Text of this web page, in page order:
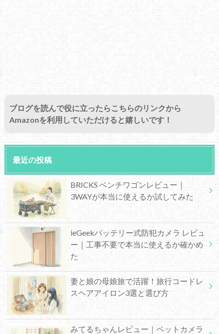
ブログを読んで役に立ったらこちらのリンクから
Amazonを利用していただけると嬉しいです！
最近の投稿
BRICKS ベンチワゴンレビュー｜
3WAYが本当に使えるか試してみた
ieGeekバッテリー式防犯カメラ レビュ
ー｜工事不要で本当に使えるか確かめ
た
妻と娘の母娘旅で活躍！旅行コードレ
スヘアアイロン3選と選び方
みてるちゃんレビュー｜ペットカメラ